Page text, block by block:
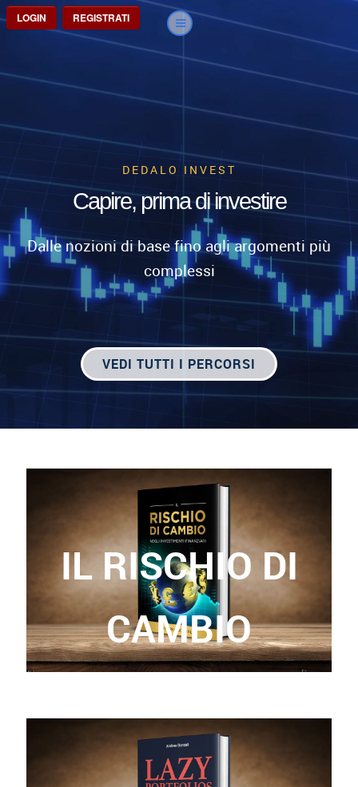
LOGIN REGISTRATI
DEDALO INVEST
Capire, prima di investire
Dalle nozioni di base fino agli argomenti più
complessi
VEDI TUTTI I PERCORSI
IL RISCHIO DI
CAMBIO